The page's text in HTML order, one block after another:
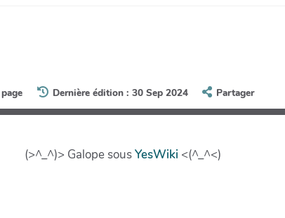
Dernière édition : 30 Sep 2024 Partager
(>^_^)> Galope sousYesWiki <(^_^<)